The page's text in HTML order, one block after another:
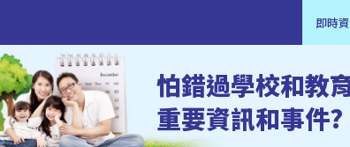
即時
怕錯過學校和教
重要資訊和事件?